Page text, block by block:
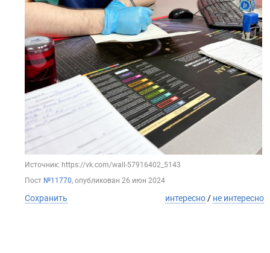
Источник: https://vk.com/wall-57916402_5143
Пост №11770, опубликован 26 июн 2024
Сохранить интересно/ не интересно